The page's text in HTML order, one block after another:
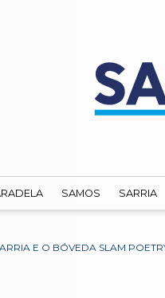
SAMOS SARRIA
E O BÓVEDA SLAM